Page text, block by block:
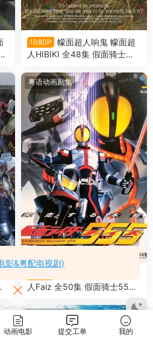
1080P
幪面超人响鬼 幪面超
人HIBIKI 全48集 假面骑士响
粤语动画剧集
人Faiz 全50集 假面骑士555
粤语动画剧集
动画电影 提交工单 我的
影&粤配电视剧)